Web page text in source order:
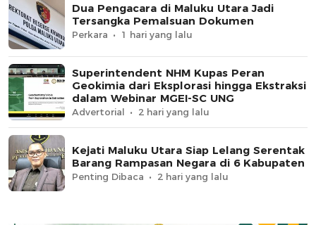
Dua Pengacara di Maluku Utara Jadi
Tersangka Pemalsuan Dokumen
Perkara 1 hari yang lalu
Superintendent NHM Kupas Peran
Geokimia dari Eksplorasi hingga Ekstraksi
dalam Webinar MGEI-SC UNG
Advertorial 2 hari yang lalu
Kejati Maluku Utara Siap Lelang Serentak
Barang Rampasan Negara di 6 Kabupaten
Penting Dibaca 2 hari yang lalu